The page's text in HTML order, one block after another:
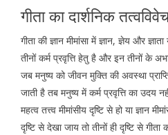
गीता का दार्शनिक
गीता की ज्ञान मीमांसा में ज्ञान, ज्ञेय और
तीनों कर्म प्रवृत्ति हेतु है और इन तीनों के
जब मनुष्य को जीवन मुक्ति की अवस्था
जाती है तब मनुष्य में कर्म प्रवृत्ति का उदय
महत्व तत्त्व मीमांसीय दृष्टि से हो या ज्ञान
दृष्टि से देखा जाय तो तीनों ही दृष्टि से गीता